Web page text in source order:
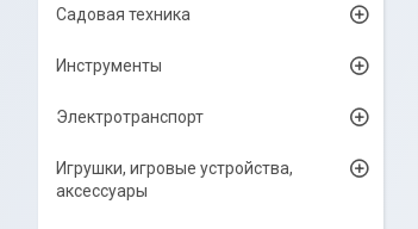
Садовая техника
Инструменты
Электротранспорт
Игрушки, игровые устройства,
аксессуары